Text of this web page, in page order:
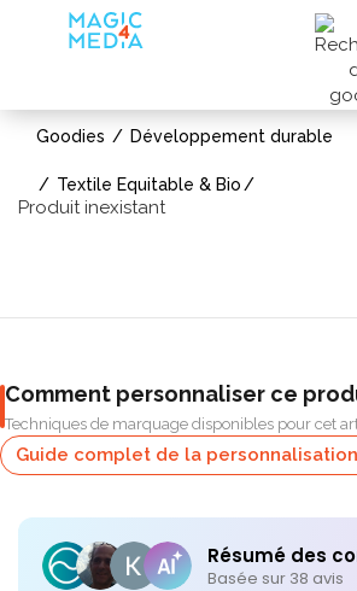
Goodies Développement durable
Textile Equitable & Bio
Produit inexistant
Comment personnaliser ce
Techniques de marquage disponibles pour cet
Guide complet de la
Résumé des
Basée sur 38 avis